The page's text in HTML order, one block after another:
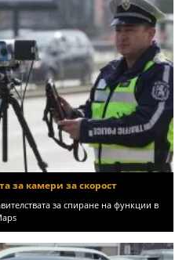
за камери за скорост
за спиране на функции в